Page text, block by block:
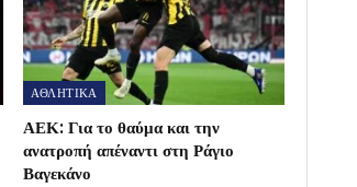
ΑΘΛΗΤΙΚΑ
ΑΕΚ: Για το θαύμα και την
ανατροπή απέναντι στη Ράγιο
Βαγεκάνο